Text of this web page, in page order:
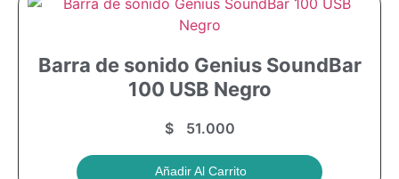
Barra de sonido Genius SoundBar
100 USB Negro
$51.000
Añadir Al Carrito